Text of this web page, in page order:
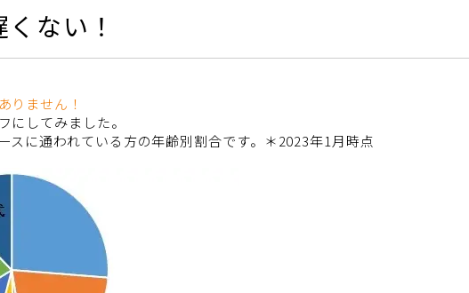
ない！
りません！
にしてみました。
スに通われている方の年齢別割合です。＊2023年1月時点